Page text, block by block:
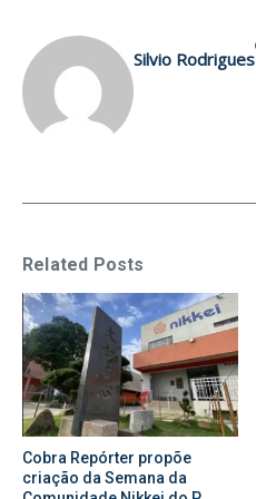
Silvio Rodrigues
Related Posts
Cobra Repórter propõe
criação da Semana da